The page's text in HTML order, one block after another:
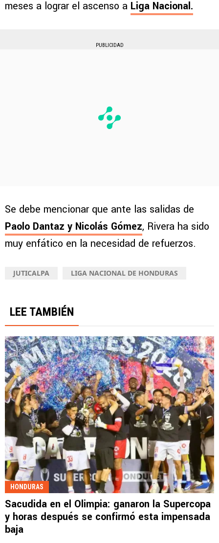
meses a lograr el ascenso a Liga Nacional.
PUBLICIDAD
Se debe mencionar que ante las salidas de
Paolo Dantaz y Nicolás Gómez, Rivera ha sido
muy enfático en la necesidad de refuerzos.
JUTICALPA LIGA NACIONAL DE HONDURAS
LEE TAMBIÉN
HONDURAS
Sacudida en el Olimpia: ganaron la Supercopa
y horas después se confirmó esta impensada
baja